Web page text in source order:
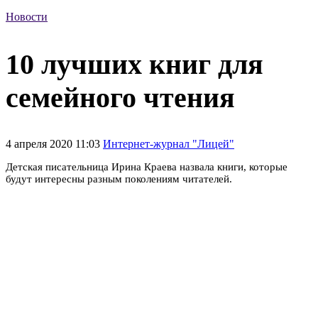
Новости
10 лучших книг для
семейного чтения
4 апреля 2020 11:03 Интернет-журнал "Лицей"
Детская писательница Ирина Краева назвала книги, которые
будут интересны разным поколениям читателей.